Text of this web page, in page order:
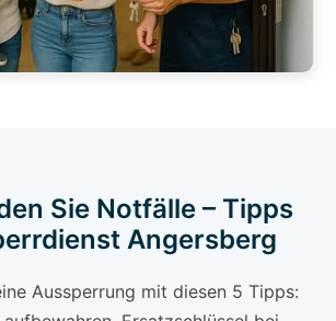
Sie Notfälle – Tipps
Angersberg
Aussperrung mit diesen 5 Tipps: